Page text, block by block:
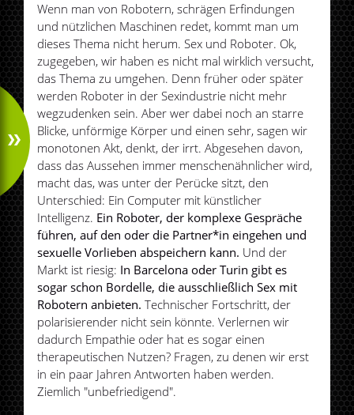
Wenn man von Robotern, schrägen Erfindungen
und nützlichen Maschinen redet, kommt man um
dieses Thema nicht herum. Sex und Roboter. Ok,
zugegeben, wir haben es nicht mal wirklich versucht,
das Thema zu umgehen. Denn früher oder später
werden Roboter in der Sexindustrie nicht mehr
wegzudenken sein. Aber wer dabei noch an starre
Blicke, unförmige Körper und einen sehr, sagen wir
monotonen Akt, denkt, der irrt. Abgesehen davon,
dass das Aussehen immer menschenähnlicher wird,
macht das, was unter der Perücke sitzt, den
Unterschied: Ein Computer mit künstlicher
Intelligenz. Ein Roboter, der komplexe Gespräche
führen, auf den oder die Partner*in eingehen und
sexuelle Vorlieben abspeichern kann. Und der
Markt ist riesig: In Barcelona oder Turin gibt es
sogar schon Bordelle, die ausschließlich Sex mit
Robotern anbieten. Technischer Fortschritt, der
polarisierender nicht sein könnte. Verlernen wir
dadurch Empathie oder hat es sogar einen
therapeutischen Nutzen? Fragen, zu denen wir erst
in ein paar Jahren Antworten haben werden.
Ziemlich "unbefriedigend".